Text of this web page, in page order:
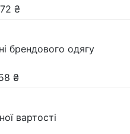
₴
брендового одягу
₴
вартості